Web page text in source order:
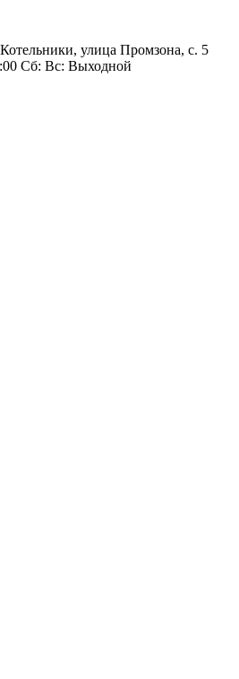
улица Промзона, с. 5
Сб: Вс: Выходной